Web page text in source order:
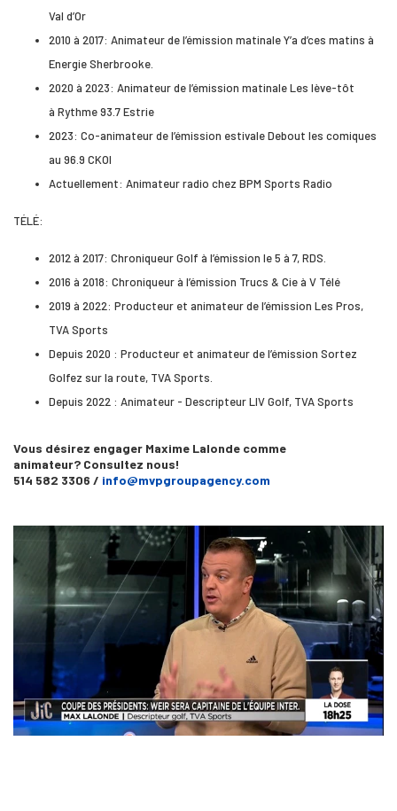
Val d’Or
2010 à 2017: Animateur de l’émission matinale Y’a d’ces matins à
Energie Sherbrooke.
2020 à 2023: Animateur de l’émission matinale Les lève-tôt
à Rythme 93.7 Estrie
2023: Co-animateur de l’émission estivale Debout les comiques
au 96.9 CKOI
Actuellement: Animateur radio chez BPM Sports Radio
TÉLÉ:
2012 à 2017: Chroniqueur Golf à l’émission le 5 à 7, RDS.
2016 à 2018: Chroniqueur à l’émission Trucs & Cie à V Télé
2019 à 2022: Producteur et animateur de l’émission Les Pros,
TVA Sports
Depuis 2020 : Producteur et animateur de l’émission Sortez
Golfez sur la route, TVA Sports.
Depuis 2022 : Animateur - Descripteur LIV Golf, TVA Sports
Vous désirez engager Maxime Lalonde comme
animateur? Consultez nous!
514 582 3306 / info@mvpgroupagency.com